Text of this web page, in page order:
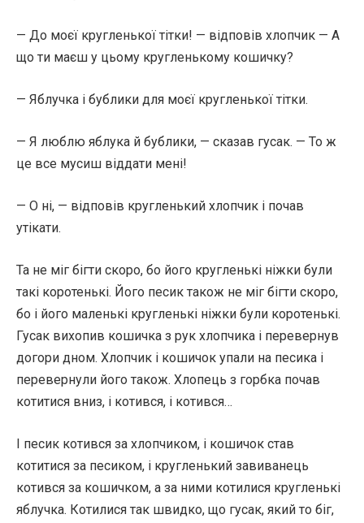
— До моєї кругленької тітки! — відповів хлопчик — А
що ти маєш у цьому кругленькому кошичку?
— Яблучка і бублики для моєї кругленької тітки.
— Я люблю яблука й бублики, — сказав гусак. — То ж
це все мусиш віддати мені!
— О ні, — відповів кругленький хлопчик і почав
утікати.
Та не міг бігти скоро, бо його кругленькі ніжки були
такі коротенькі. Його песик також не міг бігти скоро,
бо і його маленькі кругленькі ніжки були коротенькі.
Гусак вихопив кошичка з рук хлопчика і перевернув
догори дном. Хлопчик і кошичок упали на песика і
перевернули його також. Хлопець з горбка почав
котитися вниз, і котився, і котився…
І песик котився за хлопчиком, і кошичок став
котитися за песиком, і кругленький завиванець
котився за кошичком, а за ними котилися кругленькі
яблучка. Котилися так швидко, що гусак, який то біг,